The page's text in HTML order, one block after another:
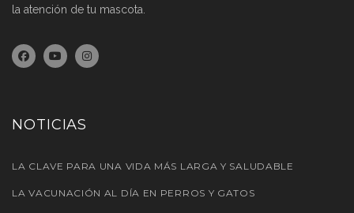
la atención de tu mascota.
NOTICIAS
LA CLAVE PARA UNA VIDA MÁS LARGA Y SALUDABLE
LA VACUNACIÓN AL DÍA EN PERROS Y GATOS